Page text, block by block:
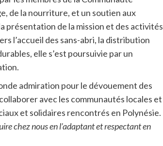
de la nourriture, et un soutien aux
présentation de la mission et des activités
l’accueil des sans-abri, la distribution
elle s’est poursuivie par un
admiration pour le dévouement des
avec les communautés locales et
et solidaires rencontrés en Polynésie.
chez nous en l’adaptant et respectant en